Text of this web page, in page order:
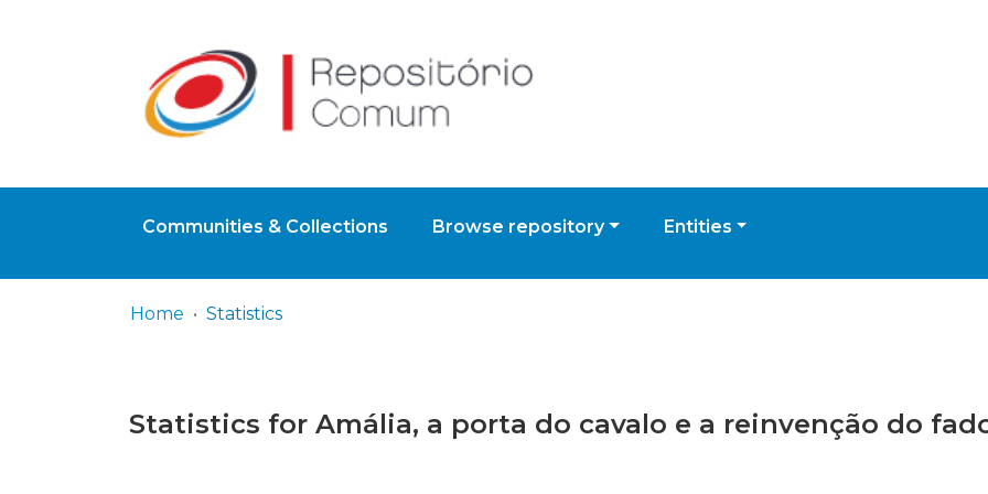
Communities & Collections Browse repository Entities
Home Statistics
Statistics for Amália, a porta do cavalo e a reinvenção do